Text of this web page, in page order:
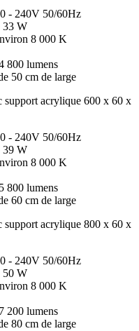
- 240V 50/60Hz
33 W
8 000 K
800 lumens
50 cm de large
support acrylique 600 x 60 x
- 240V 50/60Hz
39 W
8 000 K
800 lumens
60 cm de large
support acrylique 800 x 60 x
- 240V 50/60Hz
50 W
8 000 K
200 lumens
80 cm de large